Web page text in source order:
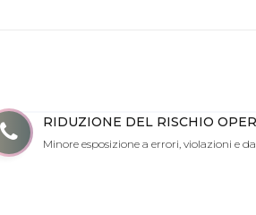
RIDUZIONE DEL RISCHIO
Minore esposizione a errori, violazioni e